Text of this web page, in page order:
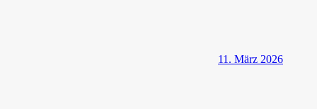
11. März 2026